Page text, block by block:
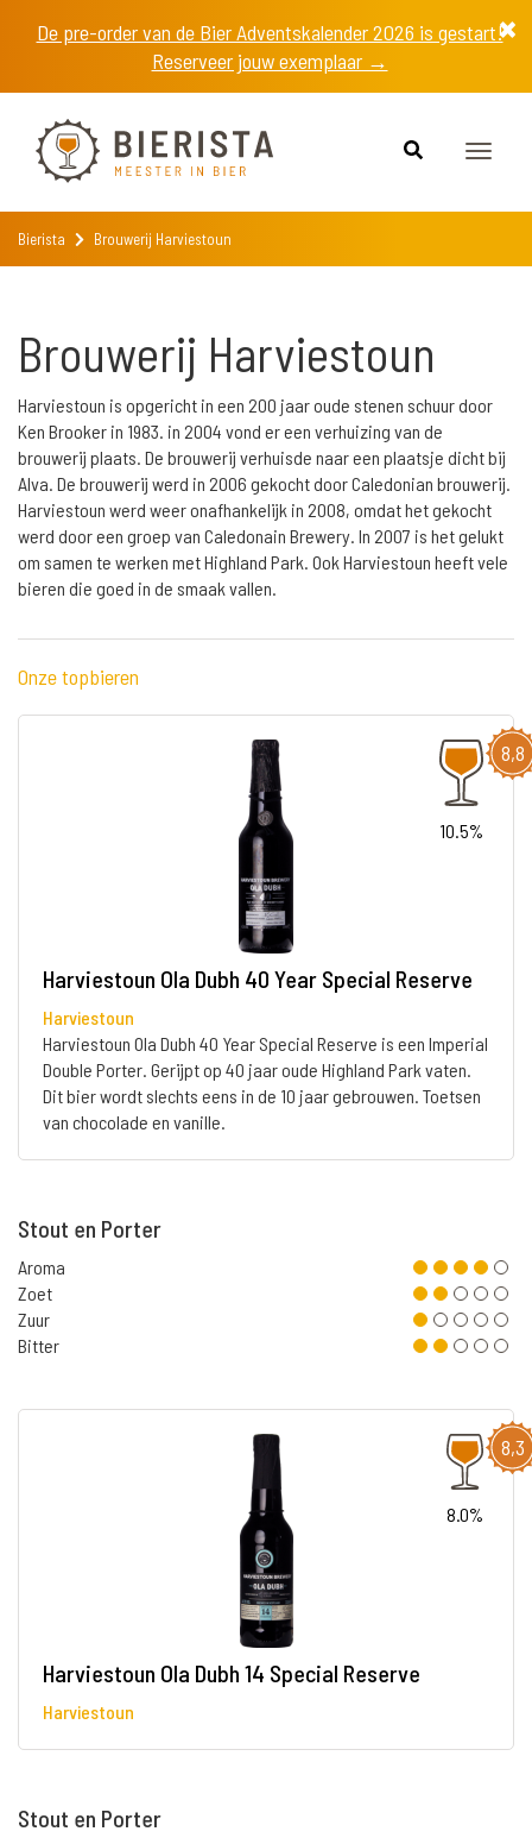
De pre-order van de Bier Adventskalender 2026 is gestart!
Reserveer jouw exemplaar →
Toggle
Bierista Brouwerij Harviestoun
Brouwerij Harviestoun
Harviestoun is opgericht in een 200 jaar oude stenen schuur door
Ken Brooker in 1983. in 2004 vond er een verhuizing van de
brouwerij plaats. De brouwerij verhuisde naar een plaatsje dicht bij
Alva. De brouwerij werd in 2006 gekocht door Caledonian brouwerij.
Harviestoun werd weer onafhankelijk in 2008, omdat het gekocht
werd door een groep van Caledonain Brewery. In 2007 is het gelukt
om samen te werken met Highland Park. Ook Harviestoun heeft vele
bieren die goed in de smaak vallen.
Onze topbieren
8,8
10.5%
Harviestoun Ola Dubh 40 Year Special Reserve
Harviestoun
Harviestoun Ola Dubh 40 Year Special Reserve is een Imperial
Double Porter. Gerijpt op 40 jaar oude Highland Park vaten.
Dit bier wordt slechts eens in de 10 jaar gebrouwen. Toetsen
van chocolade en vanille.
Stout en Porter
Aroma
Zoet
Zuur
Bitter
8,3
8.0%
Harviestoun Ola Dubh 14 Special Reserve
Harviestoun
Stout en Porter